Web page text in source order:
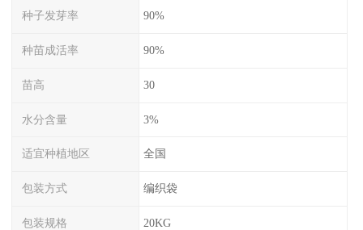
种子发芽率 90%
种苗成活率 90%
苗高 30
水分含量 3%
适宜种植地区 全国
包装方式 编织袋
包装规格 20KG